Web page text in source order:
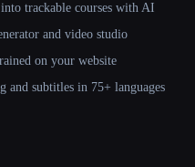
trackable courses with AI
and video studio
on your website
and subtitles in 75+ languages